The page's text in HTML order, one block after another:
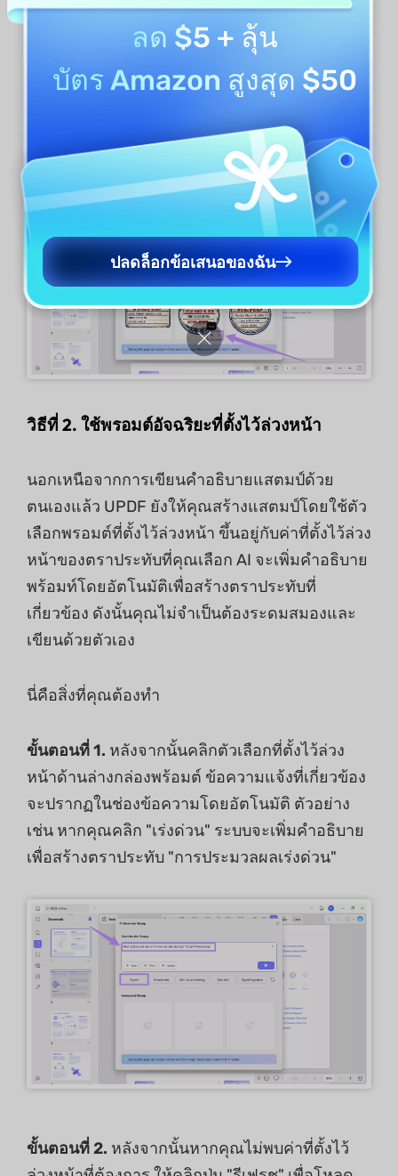
จะถูกหักเฉพาะสําหรับภาพที่สร้างขึ้นสําเร็จเท่านั้น
ขั้นตอนที่ 4.
หลังจากนั้นวางเมาส์เหนือตราประทับ
ที่คุณชอบแล้วคลิกปุ่ม "ดาวน์โหลด" เพื่อบันทึกเป็น
ไฟล์ PNG บนอุปกรณ์ของคุณ หรือคลิกปุ่ม "+" เพื่อ
เพิ่มตราประทับลงใน PDF ของคุณโดยตรง
วิธีที่ 2. ใช้พรอมต์อัจฉริยะที่ตั้งไว้ล่วงหน้า
นอกเหนือจากการเขียนคําอธิบายแสตมป์ด้วย
ตนเองแล้ว UPDF ยังให้คุณสร้างแสตมป์โดยใช้ตัว
เลือกพรอมต์ที่ตั้งไว้ล่วงหน้า ขึ้นอยู่กับค่าที่ตั้งไว้ล่วง
หน้าของตราประทับที่คุณเลือก AI จะเพิ่มคําอธิบาย
พร้อมท์โดยอัตโนมัติเพื่อสร้างตราประทับที่
เกี่ยวข้อง ดังนั้นคุณไม่จําเป็นต้องระดมสมองและ
เขียนด้วยตัวเอง
นี่คือสิ่งที่คุณต้องทํา
ขั้นตอนที่ 1. หลังจากนั้นคลิกตัวเลือกที่ตั้งไว้ล่วง
หน้าด้านล่างกล่องพร้อมต์ ข้อความแจ้งที่เกี่ยวข้อง
จะปรากฏในช่องข้อความโดยอัตโนมัติ ตัวอย่าง
เช่น หากคุณคลิก "เร่งด่วน" ระบบจะเพิ่มคําอธิบาย
เพื่อสร้างตราประทับ "การประมวลผลเร่งด่วน"
ขั้นตอนที่ 2. หลังจากนั้นหากคุณไม่พบค่าที่ตั้งไว้
ลด $5 + ลุ้น
บัตร Amazon สูงสุด $50
ปลดล็อกข้อเสนอของฉัน